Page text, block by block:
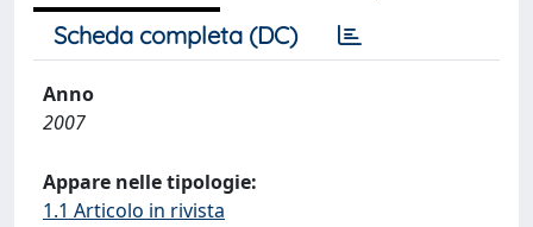
Scheda completa (DC)
Anno
2007
Appare nelle tipologie:
1.1 Articolo in rivista